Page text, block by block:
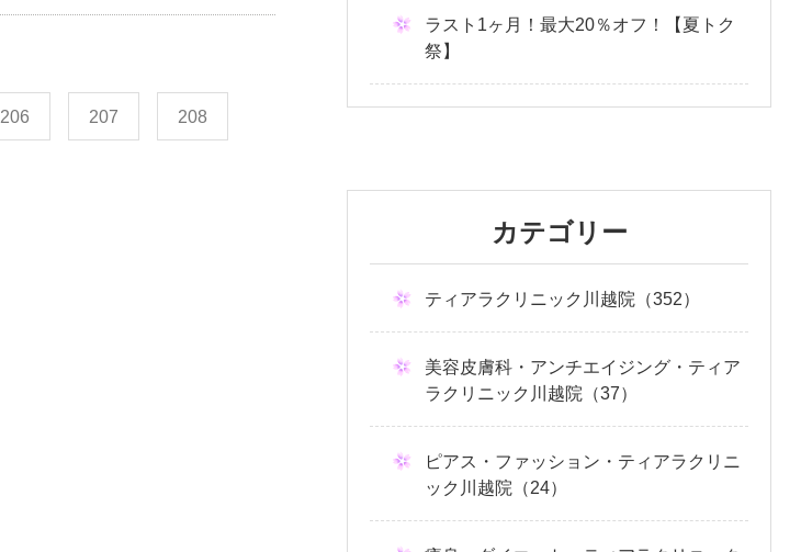
206 207 208
ラスト1ヶ月！最大20％オフ！【夏トク
祭】
カテゴリー
ティアラクリニック川越院（352）
美容皮膚科・アンチエイジング・ティア
ラクリニック川越院（37）
ピアス・ファッション・ティアラクリニ
ック川越院（24）